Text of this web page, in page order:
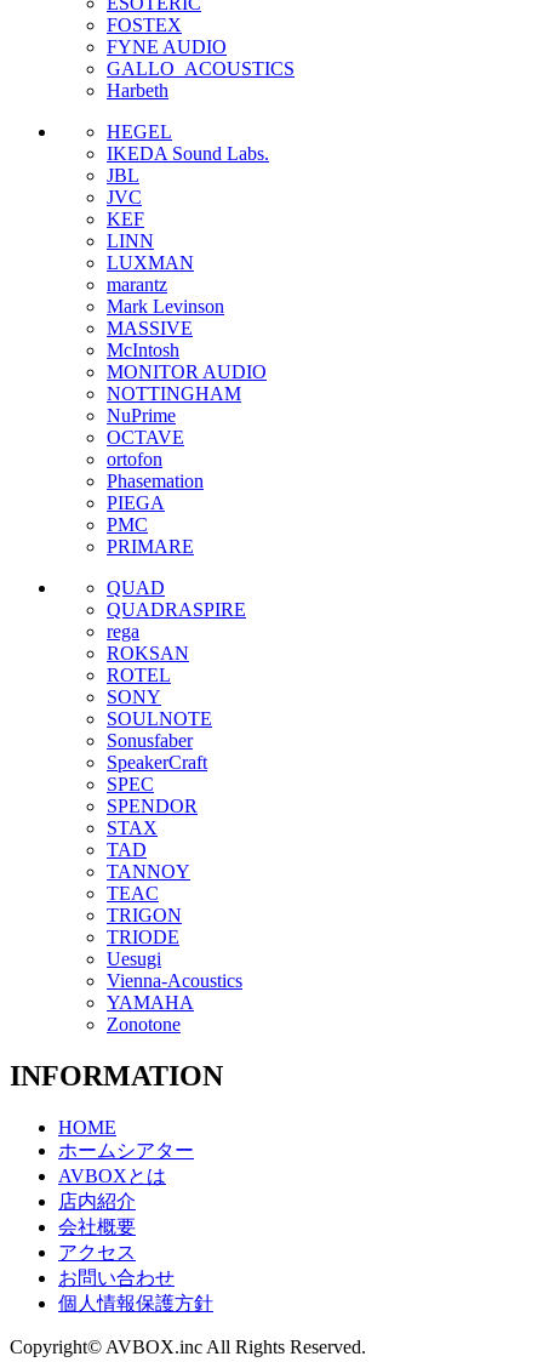
FOSTEX
FYNE AUDIO
GALLO_ACOUSTICS
Harbeth
HEGEL
IKEDA Sound Labs.
JBL
JVC
KEF
LINN
LUXMAN
marantz
Mark Levinson
MASSIVE
McIntosh
MONITOR AUDIO
NOTTINGHAM
NuPrime
OCTAVE
ortofon
Phasemation
PIEGA
PMC
PRIMARE
QUAD
QUADRASPIRE
rega
ROKSAN
ROTEL
SONY
SOULNOTE
Sonusfaber
SpeakerCraft
SPEC
SPENDOR
STAX
TAD
TANNOY
TEAC
TRIGON
TRIODE
Uesugi
Vienna-Acoustics
YAMAHA
Zonotone
INFORMATION
HOME
ホームシアター
AVBOXとは
店内紹介
会社概要
アクセス
お問い合わせ
個人情報保護方針
Copyright© AVBOX.inc All Rights Reserved.